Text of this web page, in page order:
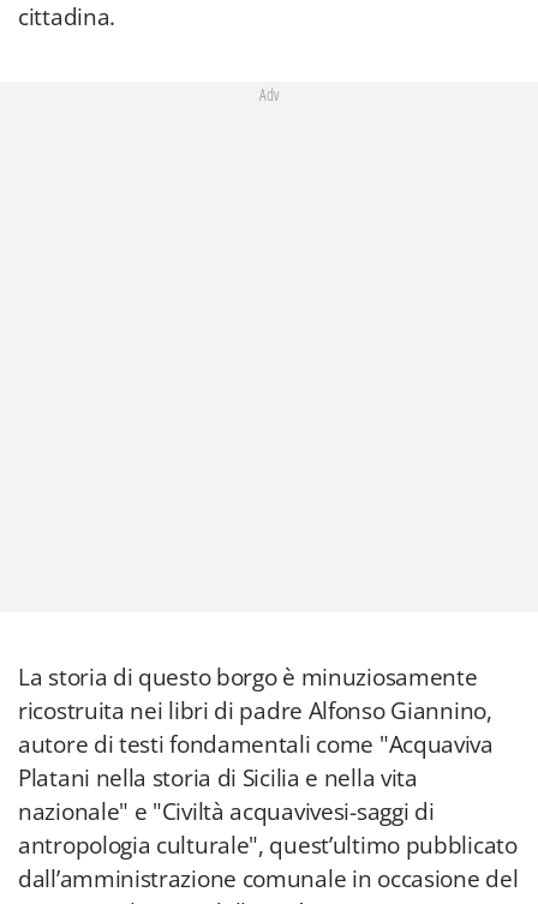
cittadina.
Adv
La storia di questo borgo è minuziosamente
ricostruita nei libri di padre Alfonso Giannino,
autore di testi fondamentali come "Acquaviva
Platani nella storia di Sicilia e nella vita
nazionale" e "Civiltà acquavivesi-saggi di
antropologia culturale", quest’ultimo pubblicato
dall’amministrazione comunale in occasione del